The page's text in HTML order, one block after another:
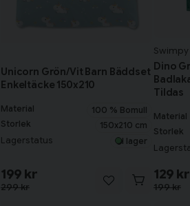
Unicorn Grön/Vit Barn Bäddset
Enkeltäcke 150x210
Material
100 % Bomull
Storlek
150x210 cm
Lagerstatus I lager
299 kr
199 kr
Swimpy
Dino
Tildas
Material
Storlek
199 kr
129 kr